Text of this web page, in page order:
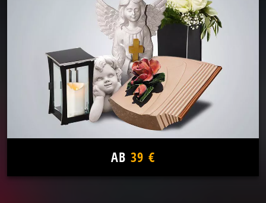
AB 39 €